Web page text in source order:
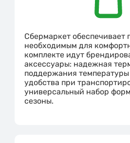
Сбермаркет обеспечивает
необходимым для
комплекте идут
аксессуары: надежная
поддержания температуры
удобства при
универсальный набор
сезоны.